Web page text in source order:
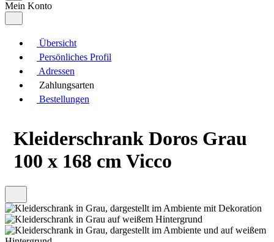
Mein Konto
Übersicht
Persönliches Profil
Adressen
Zahlungsarten
Bestellungen
Kleiderschrank Doros Grau
100 x 168 cm Vicco